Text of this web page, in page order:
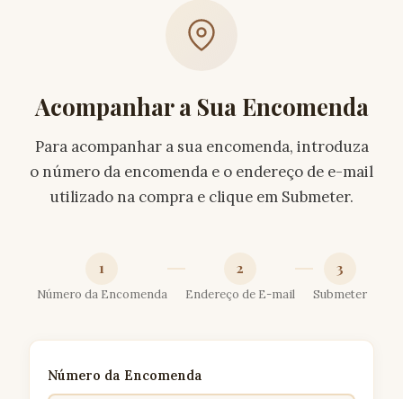
Acompanhar a Sua Encomenda
Para acompanhar a sua encomenda, introduza
o número da encomenda e o endereço de e-mail
utilizado na compra e clique em Submeter.
1
Número da Encomenda
2
Endereço de E-mail
3
Submeter
Número da Encomenda